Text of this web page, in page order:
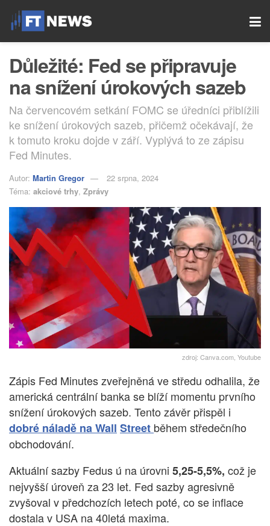
Důležité: Fed se připravuje
na snížení úrokových sazeb
Na červencovém setkání FOMC se úředníci přiblížili
ke snížení úrokových sazeb, přičemž očekávají, že
k tomuto kroku dojde v září. Vyplývá to ze zápisu
Fed Minutes.
Autor: Martin Gregor
22 srpna, 2024
Téma: akciové trhy, Zprávy
zdroj: Canva.com, Youtube
Zápis Fed Minutes zveřejněná ve středu odhalila, že
americká centrální banka se blíží momentu prvního
snížení úrokových sazeb. Tento závěr přispěl i
dobré náladě naWall Street během středečního
obchodování.
Aktuální sazby Fedus ú na úrovni 5,25-5,5%, což je
nejvyšší úroveň za 23 let. Fed sazby agresivně
zvyšoval v předchozích letech poté, co se inflace
dostala v USA na 40letá maxima.